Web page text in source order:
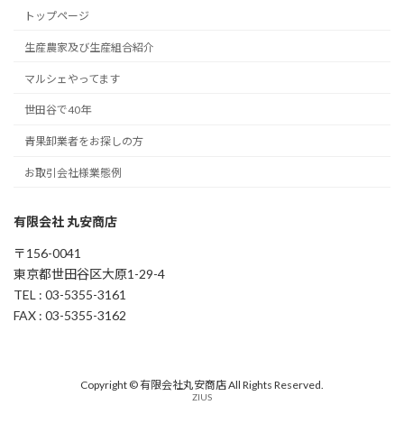
トップページ
生産農家及び生産組合紹介
マルシェやってます
世田谷で40年
青果卸業者をお探しの方
お取引会社様業態例
有限会社 丸安商店
〒156-0041
東京都世田谷区大原1-29-4
TEL : 03-5355-3161
FAX : 03-5355-3162
Copyright © 有限会社丸安商店 All Rights Reserved.
ZIUS